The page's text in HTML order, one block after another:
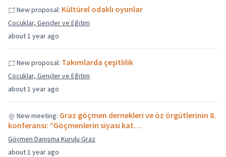
about 1 year ago
New proposal: Kültürel odaklı oyunlar
Çocuklar, Gençler ve Eğitim
about 1 year ago
New proposal: Takımlarda çeşitlilik
Çocuklar, Gençler ve Eğitim
about 1 year ago
New meeting: Graz göçmen dernekleri ve öz örgütlerinin 8.
konferansı: “Göçmenlerin siyasi kat…
Göçmen Danışma Kurulu Graz